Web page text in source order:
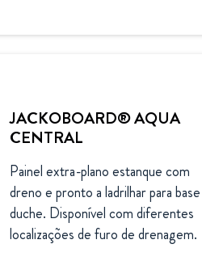
JACKOBOARD® AQUA
CENTRAL
Painel extra-plano estanque com
dreno e pronto a ladrilhar para base
duche. Disponível com diferentes
localizações de furo de drenagem.